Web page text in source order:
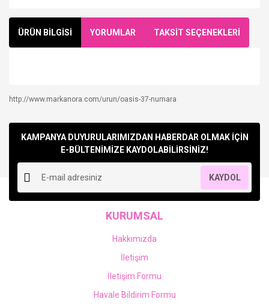
ÜRÜN BİLGİSİ YORUMLAR TAKSİT SEÇENEKLERİ
Yorum Yaz
http://www.markanora.com/urun/oasis-37-numara
KAMPANYA DUYURULARIMIZDAN HABERDAR OLMAK İÇİN
E-BÜLTENİMİZE KAYDOLABİLİRSİNİZ!
KAYDOL
KURUMSAL
Hakkımızda
İletişim
İletişim Formu
Havale Bildirim Formu